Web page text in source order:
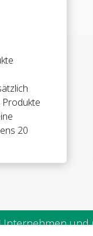
Produkte
20
und